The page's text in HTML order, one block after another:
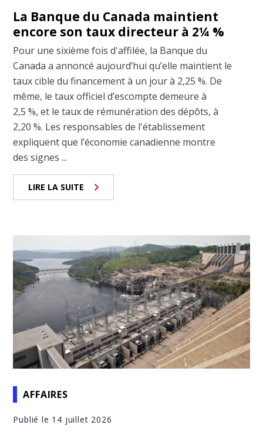
La Banque du Canada maintient
encore son taux directeur à 2¼ %
Pour une sixième fois d'affilée, la Banque du
Canada a annoncé aujourd’hui qu’elle maintient le
taux cible du financement à un jour à 2,25 %. De
même, le taux officiel d’escompte demeure à
2,5 %, et le taux de rémunération des dépôts, à
2,20 %. Les responsables de l'établissement
expliquent que l’économie canadienne montre
des signes ...
LIRE LA SUITE
AFFAIRES
Publié le 14 juillet 2026